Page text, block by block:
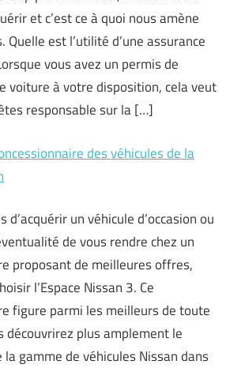
et c’est ce à quoi nous amène
Quelle est l’utilité d’une assurance
vous avez un permis de
voiture à votre disposition, cela veut
responsable sur la […]
des véhicules de la
d’acquérir un véhicule d’occasion ou
de vous rendre chez un
proposant de meilleures offres,
l’Espace Nissan 3. Ce
figure parmi les meilleurs de toute
découvrirez plus amplement le
gamme de véhicules Nissan dans